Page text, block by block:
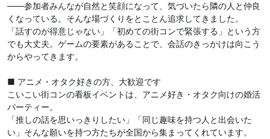
——参加者みんなが自然と笑顔になって、気づいたら隣の人と仲良
くなっている。そんな場づくりをとことん追求してきました。
「話すのが得意じゃない」「初めての街コンで緊張する」という方
でも大丈夫。ゲームの要素があることで、会話のきっかけは向こう
からやってきます。
■ アニメ・オタク好きの方、大歓迎です
こいこい街コンの看板イベントは、アニメ好き・オタク向けの婚活
パーティー。
「推しの話を思いっきりしたい」「同じ趣味を持つ人と出会いた
い」そんな願いを持つ方たちが全国から集まってくれています。